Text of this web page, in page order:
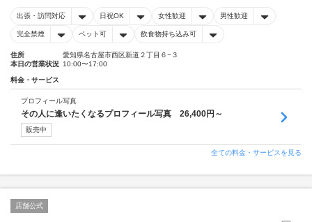
出張・訪問対応 日祝OK 女性歓迎 男性歓迎
完全禁煙 ペット可 飲食物持ち込み可
住所
愛知県名古屋市西区新道２丁目６−３
本日の営業状況 10:00〜17:00
料金・サービス
プロフィール写真
その人に逢いたくなるプロフィール写真 26,400円～
販売中
全ての料金・サービスを見る
店舗公式